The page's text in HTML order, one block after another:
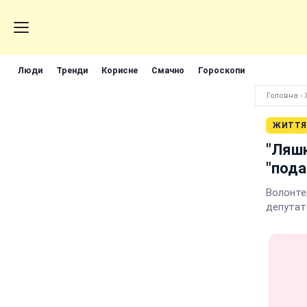
Люди Тренди Корисне Смачно Гороскопи
Головна ›
ЖИТТЯ